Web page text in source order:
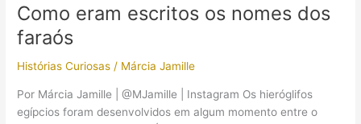
entre
mitos
realidades
da
unificação
Como eram escritos os nomes dos
faraós
Histórias Curiosas / Márcia Jamille
Por Márcia Jamille | @MJamille | Instagram Os hieróglifos
egípcios foram desenvolvidos em algum momento entre o